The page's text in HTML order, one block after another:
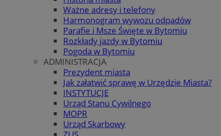
Ważne adresy i telefony
Harmonogram wywozu odpadów
Parafie i Msze Święte w Bytomiu
Rozkłady jazdy w Bytomiu
Pogoda w Bytomiu
ADMINISTRACJA
Prezydent miasta
Jak załatwić sprawę w Urzędzie Miasta?
INSTYTUCJE
Urząd Stanu Cywilnego
MOPR
Urząd Skarbowy